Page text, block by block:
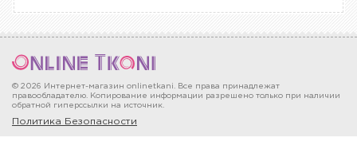
© 2026 Интернет-магазин onlinetkani. Все права принадлежат
правообладателю. Копирование информации разрешено только при наличии
обратной гиперссылки на источник.
Политика Безопасности